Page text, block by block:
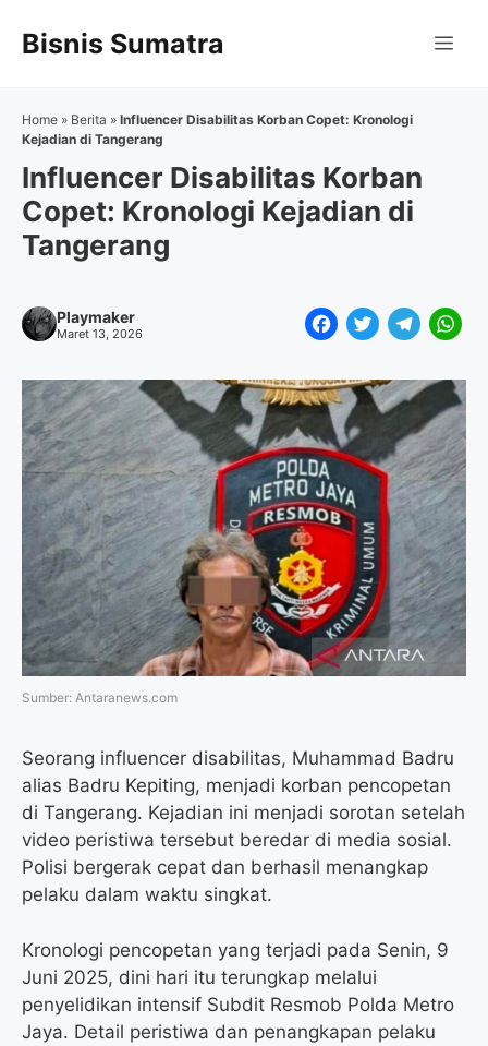
Bisnis Sumatra
Home » Berita » Influencer Disabilitas Korban Copet: Kronologi
Kejadian di Tangerang
Influencer Disabilitas Korban
Copet: Kronologi Kejadian di
Tangerang
Playmaker
Maret 13, 2026
F
c
b
o
o
k
T
i
t
t
e
r
T
l
g
r
m
W
t
s
A
p
Sumber: Antaranews.com
Seorang influencer disabilitas, Muhammad Badru
alias Badru Kepiting, menjadi korban pencopetan
di Tangerang. Kejadian ini menjadi sorotan setelah
video peristiwa tersebut beredar di media sosial.
Polisi bergerak cepat dan berhasil menangkap
pelaku dalam waktu singkat.
Kronologi pencopetan yang terjadi pada Senin, 9
Juni 2025, dini hari itu terungkap melalui
penyelidikan intensif Subdit Resmob Polda Metro
Jaya. Detail peristiwa dan penangkapan pelaku